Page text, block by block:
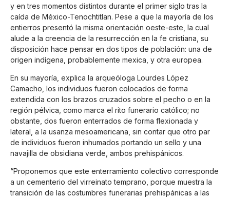
y en tres momentos distintos durante el primer siglo tras la
caída de México-Tenochtitlan. Pese a que la mayoría de los
entierros presentó la misma orientación oeste-este, la cual
alude a la creencia de la resurrección en la fe cristiana, su
disposición hace pensar en dos tipos de población: una de
origen indígena, probablemente mexica, y otra europea.
En su mayoría, explica la arqueóloga Lourdes López
Camacho, los individuos fueron colocados de forma
extendida con los brazos cruzados sobre el pecho o en la
región pélvica, como marca el rito funerario católico; no
obstante, dos fueron enterrados de forma flexionada y
lateral, a la usanza mesoamericana, sin contar que otro par
de individuos fueron inhumados portando un sello y una
navajilla de obsidiana verde, ambos prehispánicos.
“Proponemos que este enterramiento colectivo corresponde
a un cementerio del virreinato temprano, porque muestra la
transición de las costumbres funerarias prehispánicas a las